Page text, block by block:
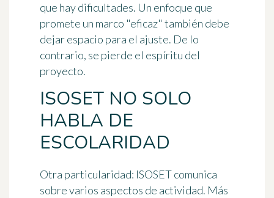
que hay dificultades. Un enfoque que
promete un marco "eficaz" también debe
dejar espacio para el ajuste. De lo
contrario, se pierde el espíritu del
proyecto.
ISOSET NO SOLO
HABLA DE
ESCOLARIDAD
Otra particularidad: ISOSET comunica
sobre varios aspectos de actividad. Más